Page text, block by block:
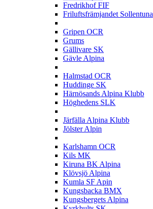
Fredrikhof FIF
Friluftsfrämjandet Sollentuna
Gripen OCR
Grums
Gällivare SK
Gävle Alpina
Halmstad OCR
Huddinge SK
Härnösands Alpina Klubb
Höghedens SLK
Järfälla Alpina Klubb
Jölster Alpin
Karlshamn OCR
Kils MK
Kiruna BK Alpina
Klövsjö Alpina
Kumla SF Apin
Kungsbacka BMX
Kungsbergets Alpina